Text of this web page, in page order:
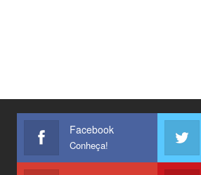
Facebook
Conheça!